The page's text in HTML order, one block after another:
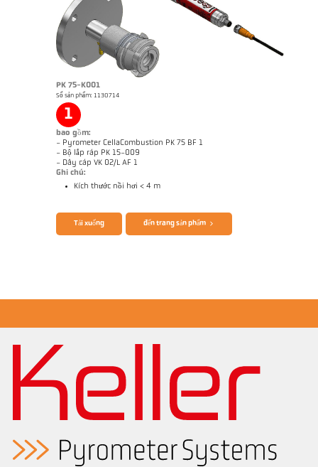
Ghi chú ứng dụng CellaCombustion
Báo cáo kỹ thuật Optical temperature
measurement in combustion plants
Bản vẻ PK 68-K009
PK 75-K001
Số sản phẩm: 1130714
1
bao gồm:
- Pyrometer CellaCombustion PK 75 BF 1
- Bộ lắp ráp PK 15-009
- Dây cáp VK 02/L AF 1
Ghi chú:
Kích thước nồi hơi < 4 m
Brochure CellaTemp PK PKF PKL
Tải xuống đến trang sản phẩm